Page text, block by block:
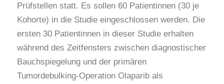
Prüfstellen statt. Es sollen 60 Patientinnen (30 je
Kohorte) in die Studie eingeschlossen werden. Die
ersten 30 Patientinnen in dieser Studie erhalten
während des Zeitfensters zwischen diagnostischer
Bauchspiegelung und der primären
Tumordebulking-Operation Olaparib als